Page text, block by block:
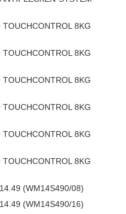
8KG
8KG
8KG
8KG
8KG
8KG
(WM14S490/08)
(WM14S490/16)